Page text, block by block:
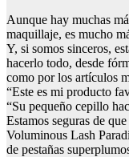
Aunque hay muchas
maquillaje, es mucho
Y, si somos sinceros,
hacerlo todo, desde
como por los artículos
“Este es mi producto
“Su pequeño cepillo
Estamos seguras de
Voluminous Lash
de pestañas